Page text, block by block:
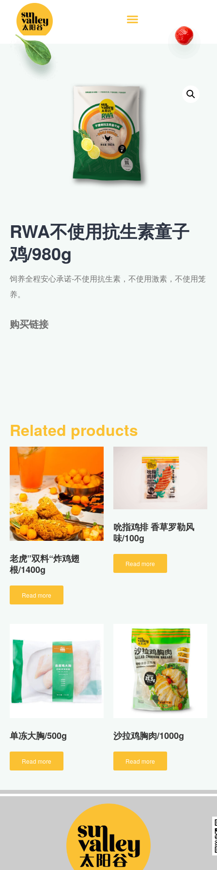
RWA不使用抗生素童子
鸡/980g
饲养全程安心承诺-不使用抗生素，不使用激素，不使用笼
养。
购买链接
Related products
老虎”双料“炸鸡翅
根/1400g
Read more
吮指鸡排 香草罗勒风
味/100g
Read more
单冻大胸/500g
Read more
沙拉鸡胸肉/1000g
Read more